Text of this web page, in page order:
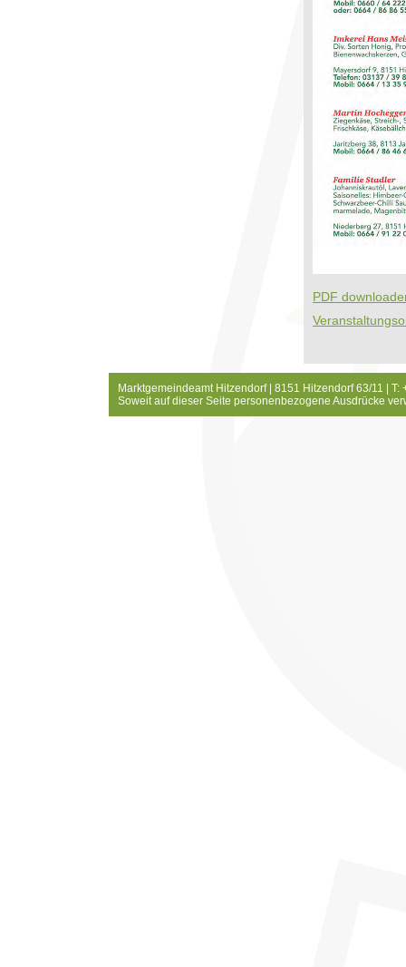
PDF
Marktgemeindeamt Hitzendorf | 8151 Hitzendorf 63/11 |
Soweit auf dieser Seite personenbezogene Ausdrücke